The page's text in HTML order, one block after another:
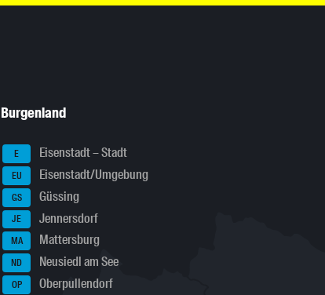
Burgenland
E Eisenstadt – Stadt
EU Eisenstadt/Umgebung
GS Güssing
JE Jennersdorf
MA Mattersburg
ND Neusiedl am See
OP Oberpullendorf